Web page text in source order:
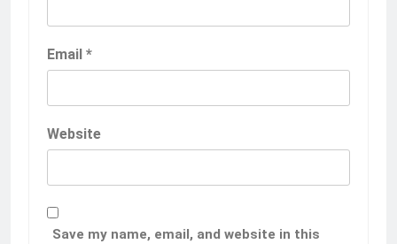
Email *
Website
Save my name, email, and website in this